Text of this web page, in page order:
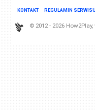
KONTAKT REGULAMIN SERWISU
© 2012 - 2026